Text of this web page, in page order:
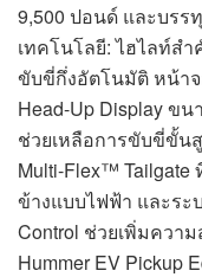
9,500 ปอนด์ และบรร
เทคโนโลยี: ไฮไลท์ส
ขับขี่กึ่งอัตโนมัติ หน้าจ
Head-Up Display ข
ช่วยเหลือการขับขี่ขั้น
Multi-Flex™
ข้างแบบไฟฟ้า และระ
Control ช่วยเพิ่มควา
Hummer EV Pickup